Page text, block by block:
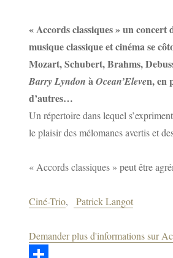
« Accords classiques » un
musique classique et cinéma se
Mozart, Schubert, Brahms,
Barry Lyndon àOcean’Eleven, en
d’autres…
Un répertoire dans lequel
le plaisir des mélomanes avertis et
« Accords classiques » peut être
Ciné-Trio, Patrick Langot
Demander plus d'informations sur